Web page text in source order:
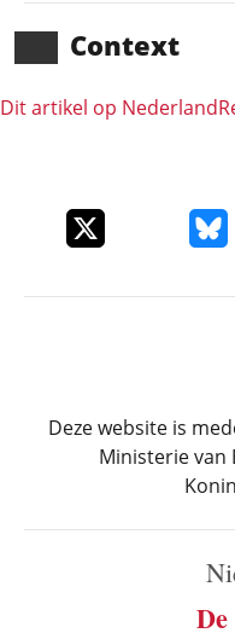
Context
Dit artikel op
Deel dit item op X
Deel
Deze website is
Ministerie van